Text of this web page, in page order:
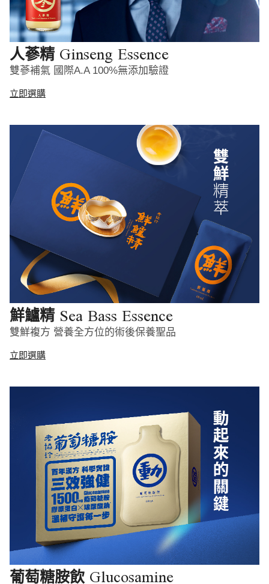
人蔘精 Ginseng Essence
雙蔘補氣 國際A.A 100%無添加驗證
立即選購
鮮鱸精 Sea Bass Essence
雙鮮複方 營養全方位的術後保養聖品
立即選購
葡萄糖胺飲